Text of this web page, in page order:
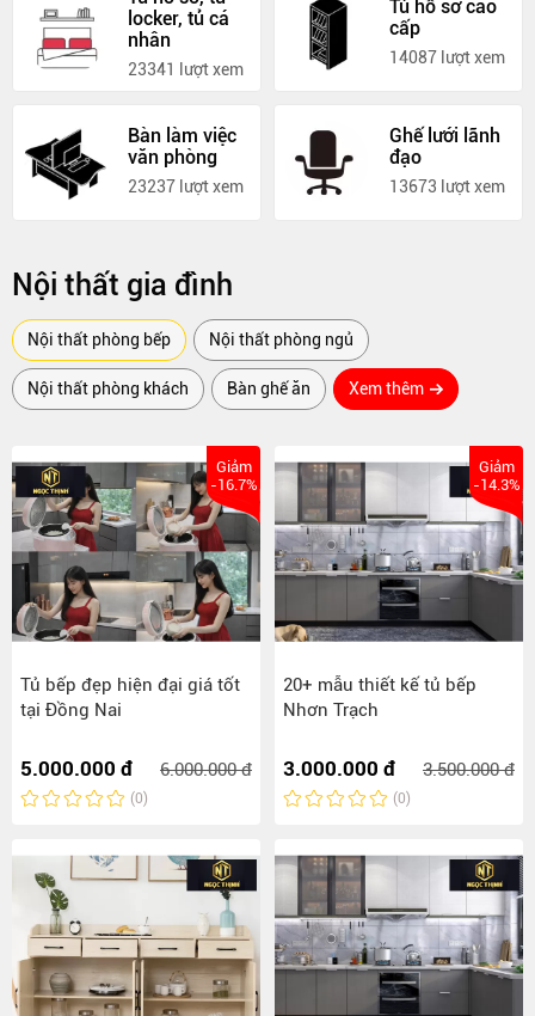
locker, tủ cá
nhân
23341 lượt xem
Bàn làm việc
văn phòng
23237 lượt xem
Tủ hồ sơ cao
cấp
14087 lượt xem
Ghế lưới lãnh
đạo
13673 lượt xem
Nội thất gia đình
Nội thất phòng bếp Nội thất phòng ngủ
Nội thất phòng khách Bàn ghế ăn Xem thêm
Giảm
-16.7%
Tủ bếp đẹp hiện đại giá tốt
tại Đồng Nai
5.000.000 đ 6.000.000 đ
(0)
Giảm
-14.3%
20+ mẫu thiết kế tủ bếp
Nhơn Trạch
3.000.000 đ 3.500.000 đ
(0)